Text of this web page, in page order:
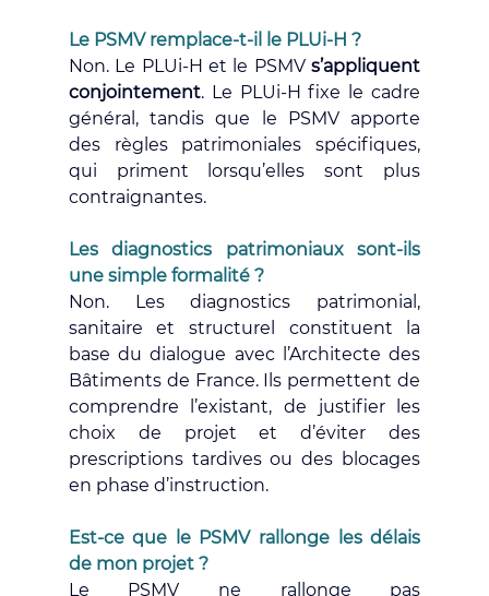
Le PSMV remplace-t-il le PLUi-H ?
Non. Le PLUi-H et le PSMV s’appliquent
conjointement. Le PLUi-H fixe le cadre
général, tandis que le PSMV apporte
des règles patrimoniales spécifiques,
qui priment lorsqu’elles sont plus
contraignantes.
Les diagnostics patrimoniaux sont-ils
une simple formalité ?
Non. Les diagnostics patrimonial,
sanitaire et structurel constituent la
base du dialogue avec l’Architecte des
Bâtiments de France. Ils permettent de
comprendre l’existant, de justifier les
choix de projet et d’éviter des
prescriptions tardives ou des blocages
en phase d’instruction.
Est-ce que le PSMV rallonge les délais
de mon projet ?
Le PSMV ne rallonge pas